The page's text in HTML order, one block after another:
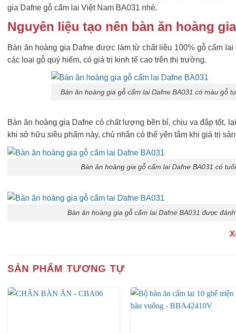
gia Dafne gỗ cẩm lai Việt Nam BA031 nhé.
Nguyên liệu tạo nên bàn ăn hoàng
Bàn ăn hoàng gia Dafne được làm từ chất liệu 100% gỗ cẩm
các loại gỗ quý hiếm, có giá trị kinh tế cao trên thị trường.
Bàn ăn hoàng gia gỗ cẩm lai Dafne BA031 có màu gỗ
Bàn ăn hoàng gia Dafne có chất lượng bền bỉ, chịu va đập tốt,
khi sở hữu siêu phẩm này, chủ nhân có thể yên tâm khi giá trị
Bàn ăn hoàng gia gỗ cẩm lai Dafne BA031 có
Bàn ăn hoàng gia gỗ cẩm lai Dafne BA031 được
Thiết kế bàn ăn hoàng gia Dafne
Họa tiết cổ
SẢN PHẨM TƯƠNG TỰ